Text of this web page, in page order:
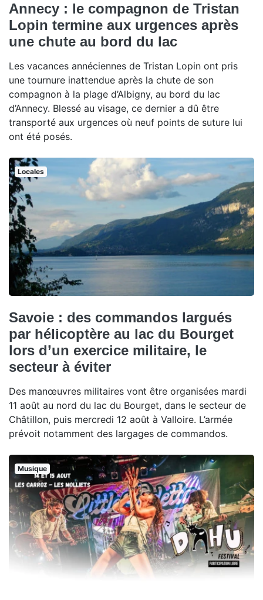
Annecy : le compagnon de Tristan
Lopin termine aux urgences après
une chute au bord du lac
Les vacances annéciennes de Tristan Lopin ont pris
une tournure inattendue après la chute de son
compagnon à la plage d’Albigny, au bord du lac
d’Annecy. Blessé au visage, ce dernier a dû être
transporté aux urgences où neuf points de suture lui
ont été posés.
Locales
Savoie : des commandos largués
par hélicoptère au lac du Bourget
lors d’un exercice militaire, le
secteur à éviter
Des manœuvres militaires vont être organisées mardi
11 août au nord du lac du Bourget, dans le secteur de
Châtillon, puis mercredi 12 août à Valloire. L’armée
prévoit notamment des largages de commandos.
Musique